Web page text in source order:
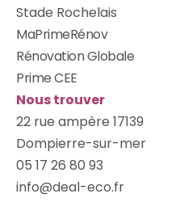
Stade Rochelais
MaPrimeRénov
Rénovation Globale
Prime CEE
Nous trouver
22 rue ampère 17139
Dompierre-sur-mer
05 17 26 80 93
info@deal-eco.fr